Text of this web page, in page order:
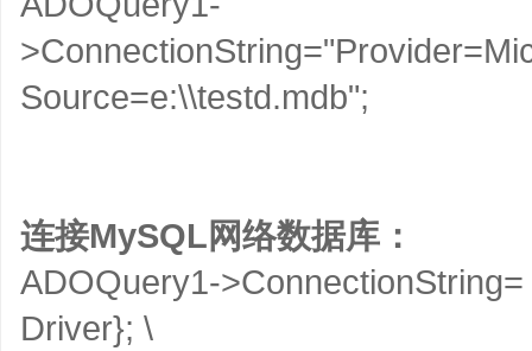
Source=e:\\testd.mdb";
连接MySQL网络数据库：
ADOQuery1-
Driver}; \